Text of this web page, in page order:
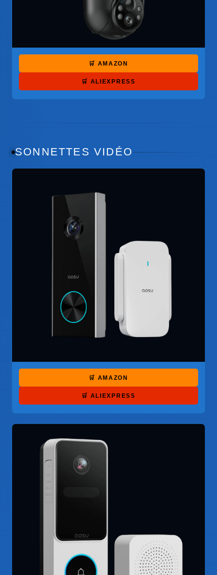
🛒 AMAZON
🛒 ALIEXPRESS
SONNETTES VIDÉO
🛒 AMAZON
🛒 ALIEXPRESS